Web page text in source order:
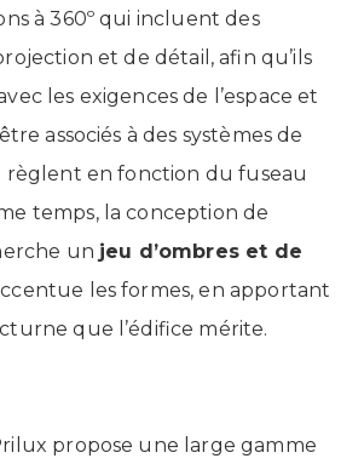
à 360º qui incluent des
et de détail, afin qu’ils
les exigences de l’espace et
associés à des systèmes de
règlent en fonction du fuseau
temps, la conception de
un jeu d’ombres et de
les formes, en apportant
que l’édifice mérite.
propose une large gamme